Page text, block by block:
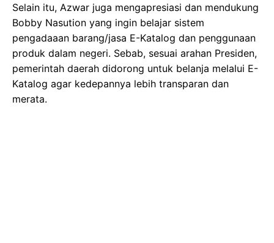
Selain itu, Azwar juga mengapresiasi dan mendukung
Bobby Nasution yang ingin belajar sistem
pengadaaan barang/jasa E-Katalog dan penggunaan
produk dalam negeri. Sebab, sesuai arahan Presiden,
pemerintah daerah didorong untuk belanja melalui E-
Katalog agar kedepannya lebih transparan dan
merata.